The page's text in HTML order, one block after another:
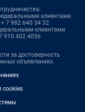
клиентами
7 982 640 34 32
клиентами
910 402 4056
за достоверность
объявлениях.
cookies